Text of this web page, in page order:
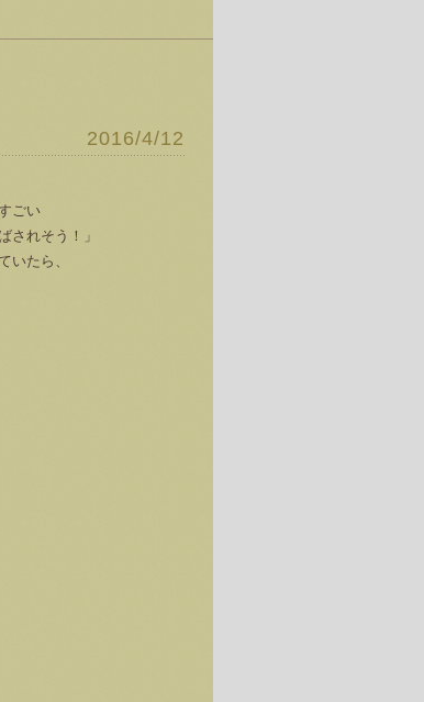
2016/4/12
ごい
されそう！」
いたら、